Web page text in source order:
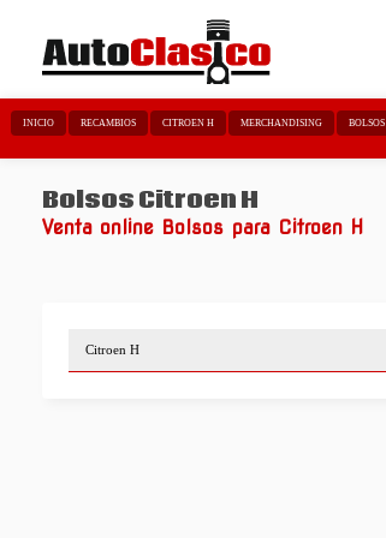
INICIO RECAMBIOS CITROEN H MERCHANDISING BOLSOS
Bolsos Citroen H
Venta online Bolsos para Citroen H